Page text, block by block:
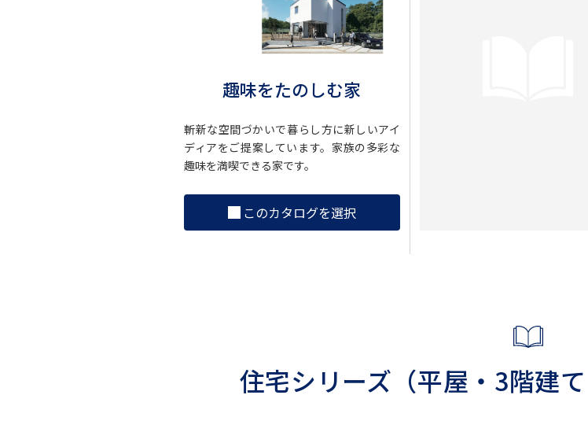
趣味をたのしむ家
斬新な空間づかいで暮らし方に新しいアイ
ディアをご提案しています。家族の多彩な
趣味を満喫できる家です。
このカタログを選択
住宅シリーズ （平屋・3階建て